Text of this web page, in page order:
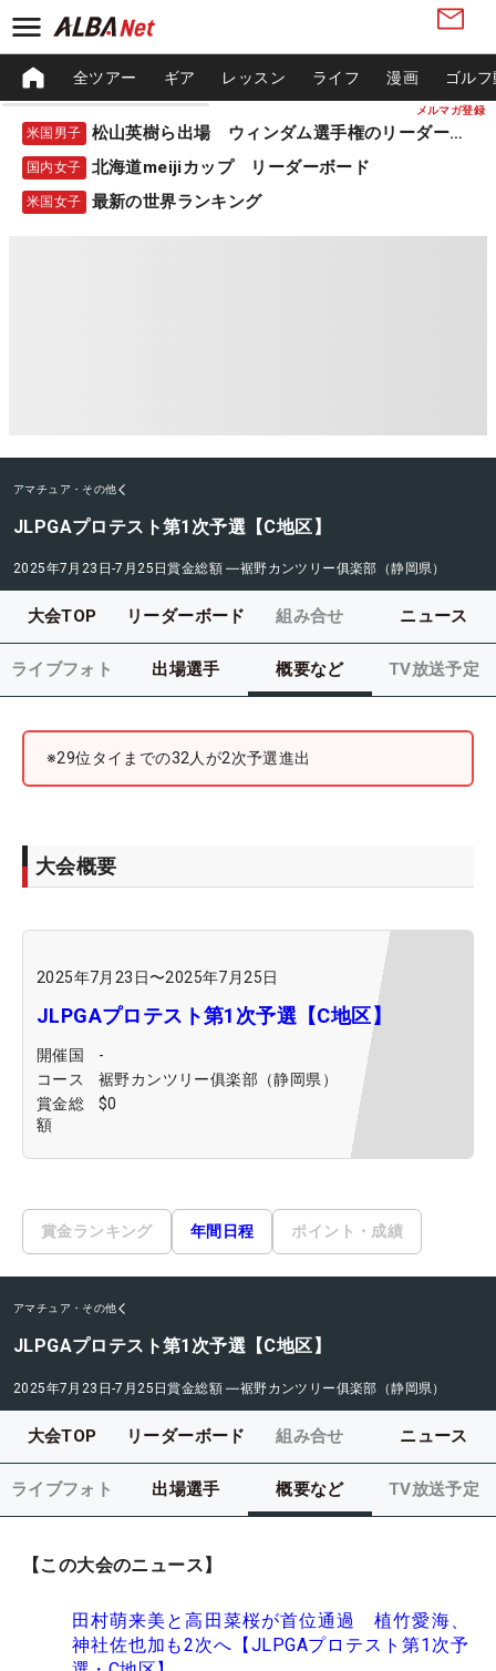
メルマガ登録
全ツアー ギア レッスン ライフ 漫画 ゴル
米国男子 松山英樹ら出場 ウィンダム選手権のリーダーボード
国内女子 北海道meijiカップ リーダーボード
米国女子 最新の世界ランキング
アマチュア・その他
JLPGAプロテスト第1次予選【C地区】
2025年7月23日-7月25日賞金総額 ―裾野カンツリー俱楽部（静岡県）
大会TOP リーダーボード 組み合せ ニュース
ライブフォト 出場選手 概要など TV放送予定
※29位タイまでの32人が2次予選進出
大会概要
2025年7月23日〜2025年7月25日
JLPGAプロテスト第1次予選【C地区】
開催国
-
コース
裾野カンツリー俱楽部（静岡県）
賞金総
額
$0
賞金ランキング 年間日程 ポイント・成績
アマチュア・その他
JLPGAプロテスト第1次予選【C地区】
2025年7月23日-7月25日賞金総額 ―裾野カンツリー俱楽部（静岡県）
大会TOP リーダーボード 組み合せ ニュース
ライブフォト 出場選手 概要など TV放送予定
【この大会のニュース】
田村萌来美と高田菜桜が首位通過 植竹愛海、
神社佐也加も2次へ【JLPGAプロテスト第1次予